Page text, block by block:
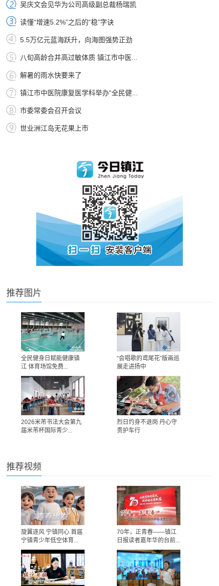
吴庆文会见华为公司高级副总裁杨瑞凯
读懂“增速5.2%”之后的“稳”字诀
5.5万亿元蓝海跃升，向海图强势正劲
八旬高龄合并高过敏体质 镇江市中医...
解暑的雨水快要来了
镇江市中医院康复医学科举办“全民健...
市委常委会召开会议
世业洲江岛无花果上市
推荐图片
全民健身日赋能健康镇
江 体育场馆免费...
“会唱歌的鸢尾花”版画巡
展走进扬中
2026米芾书法大会第九
届米芾杯国际青少...
烈日灼身不退岗 丹心守
责护车行
推荐视频
旋翼逐风 宁镇同心 首届
宁镇青少年低空体育...
70年，正青春——镇江
日报读者嘉年华的台前...